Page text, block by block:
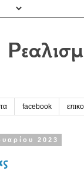
facebook
2023